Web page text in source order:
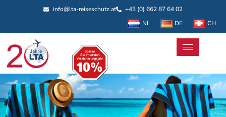
info@lta-reiseschutz.at
+43 (0) 662 87 64 02
NL
DE CH